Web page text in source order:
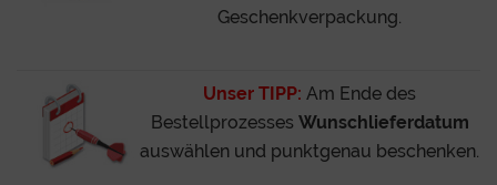
Geschenkverpackung.
Unser TIPP: Am Ende des
Bestellprozesses Wunschlieferdatum
auswählen und punktgenau beschenken.